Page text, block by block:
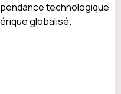
technologique
globalisé.